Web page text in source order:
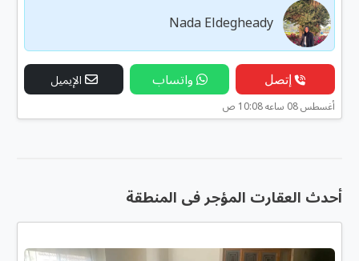
Nada Eldegheady
إتصل واتساب الإيميل
أغسطس 08 ساعه 10:08 ص
أحدث العقارت المؤجر فى المنطقة